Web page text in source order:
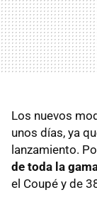
Los nuevos
unos días, ya
lanzamiento.
de toda la
el Coupé y de